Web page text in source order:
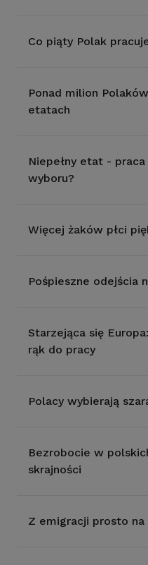
Co piąty Polak
Ponad milion
etatach
Niepełny etat -
wyboru?
Więcej żaków płci
Pośpieszne odejścia
Starzejąca się
rąk do pracy
Polacy wybierają
Bezrobocie w
skrajności
Z emigracji prosto na